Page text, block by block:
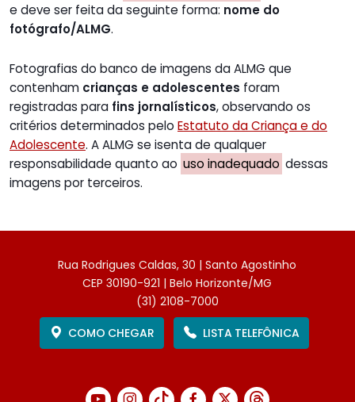
e deve ser feita da seguinte forma: nome do
fotógrafo/ALMG.
Fotografias do banco de imagens da ALMG que
contenham crianças e adolescentes foram
registradas para fins jornalísticos, observando os
critérios determinados pelo Estatuto da Criança e do
Adolescente. A ALMG se isenta de qualquer
responsabilidade quanto ao uso inadequado dessas
imagens por terceiros.
Rua Rodrigues Caldas, 30 | Santo Agostinho
CEP 30190-921 | Belo Horizonte/MG
(31) 2108-7000
COMO CHEGAR
LISTA TELEFÔNICA